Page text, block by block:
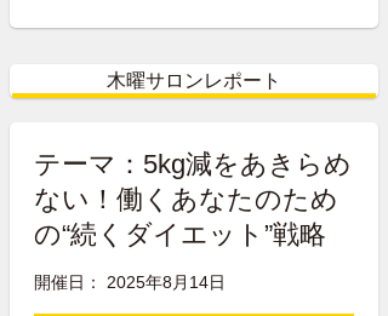
木曜サロンレポート
テーマ： 5kg減をあきらめ
ない！働くあなたのため
の“続くダイエット”戦略
開催日： 2025年8月14日